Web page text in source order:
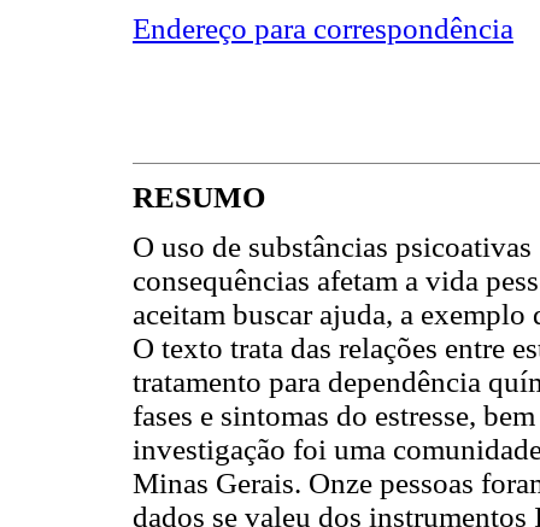
Endereço para correspondência
RESUMO
O uso de substâncias
consequências afetam a vida
aceitam buscar ajuda, a
O texto trata das relações entre
tratamento para dependência
fases e sintomas do estresse,
investigação foi uma
Minas Gerais. Onze pessoas
dados se valeu dos